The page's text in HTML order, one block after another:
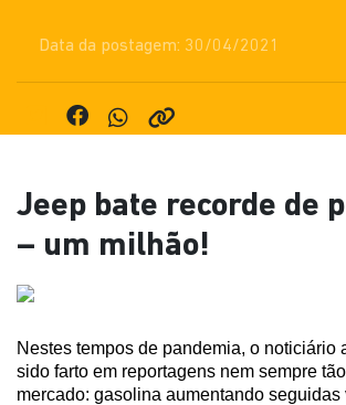
Data da postagem: 30/04/2021
Jeep bate recorde de
– um milhão!
Nestes tempos de pandemia, o noticiário
sido farto em reportagens nem sempre
mercado: gasolina aumentando seguidas